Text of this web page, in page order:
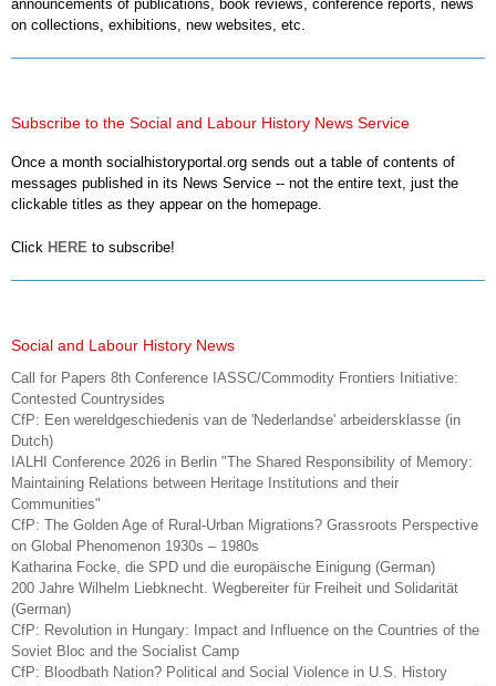
announcements of publications, book reviews, conference reports, news
on collections, exhibitions, new websites, etc.
Subscribe to the Social and Labour History News Service
Once a month socialhistoryportal.org sends out a table of contents of
messages published in its News Service -- not the entire text, just the
clickable titles as they appear on the homepage.
Click HERE to subscribe!
Social and Labour History News
Call for Papers 8th Conference IASSC/Commodity Frontiers Initiative:
Contested Countrysides
CfP: Een wereldgeschiedenis van de 'Nederlandse' arbeidersklasse (in
Dutch)
IALHI Conference 2026 in Berlin "The Shared Responsibility of Memory:
Maintaining Relations between Heritage Institutions and their
Communities"
CfP: The Golden Age of Rural-Urban Migrations? Grassroots Perspective
on Global Phenomenon 1930s – 1980s
Katharina Focke, die SPD und die europäische Einigung (German)
200 Jahre Wilhelm Liebknecht. Wegbereiter für Freiheit und Solidarität
(German)
CfP: Revolution in Hungary: Impact and Influence on the Countries of the
Soviet Bloc and the Socialist Camp
CfP: Bloodbath Nation? Political and Social Violence in U.S. History